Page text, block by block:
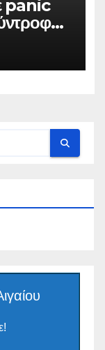
panic